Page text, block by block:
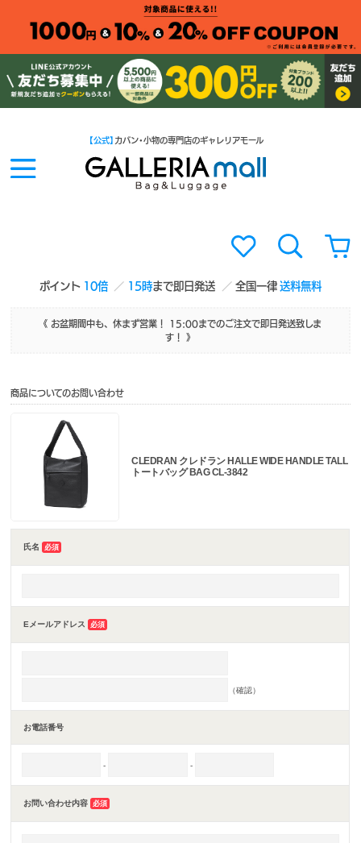
ポイント 10倍 15時まで即日発送 全国一律送料無料
【公式】 カバン・小物の専門店のギャレリアモール
《 お盆期間中も、休まず営業！ 15:00までのご注文で即日発送致しま
す！ 》
商品についてのお問い合わせ
CLEDRAN クレドラン HALLE WIDE HANDLE TALL
トートバッグ BAG CL-3842
氏名 必須
Eメールアドレス 必須
（確認）
お電話番号
- -
お問い合わせ内容 必須